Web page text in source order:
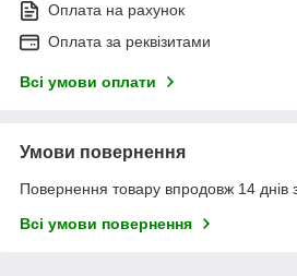
Оплата на рахунок
Оплата за реквізитами
Всі умови оплати
Умови повернення
Повернення товару впродовж 14 днів
Всі умови повернення